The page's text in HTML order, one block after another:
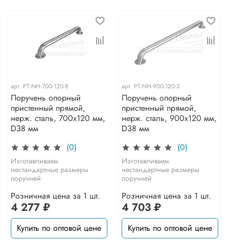
арт. PT-NH-700-120-8
Поручень опорный
пристенный прямой,
нерж. сталь, 700x120 мм,
D38 мм
(0)
Изготавливаем
нестандартные размеры
поручней
Розничная цена за 1 шт.
4 277 ₽
Купить по оптовой цене
арт. PT-NH-900-120-3
Поручень опорный
пристенный прямой,
нерж. сталь, 900x120 мм,
D38 мм
(0)
Изготавливаем
нестандартные размеры
поручней
Розничная цена за 1 шт.
4 703 ₽
Купить по оптовой цене